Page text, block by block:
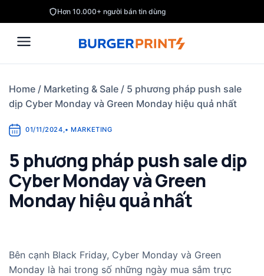
to
content
Hơn 10.000+ người bán tin dùng
Home / Marketing & Sale / 5 phương pháp push sale
dịp Cyber Monday và Green Monday hiệu quả nhất
01/11/2024,• MARKETING
5 phương pháp push sale dịp
Cyber Monday và Green
Monday hiệu quả nhất
Bên cạnh Black Friday, Cyber Monday và Green
Monday là hai trong số những ngày mua sắm trực